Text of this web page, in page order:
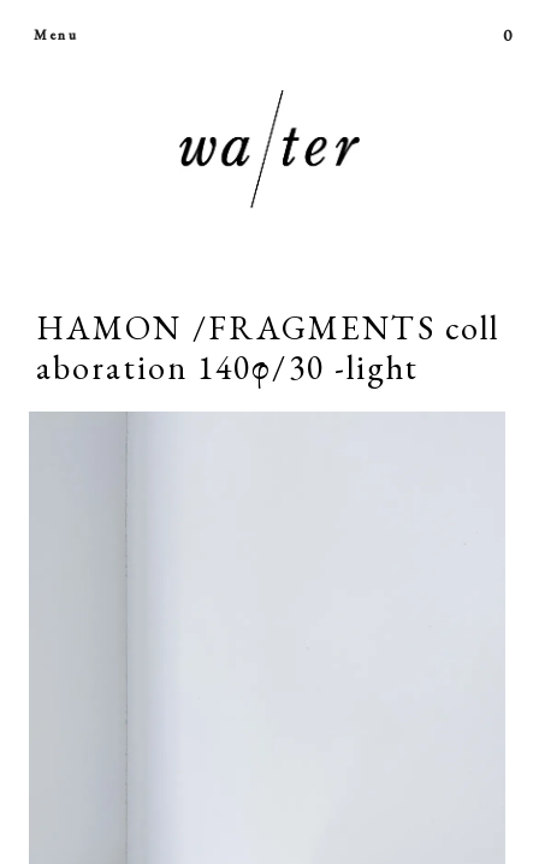
Menu 0
HAMON /FRAGMENTS coll
aboration 140φ/30 -light